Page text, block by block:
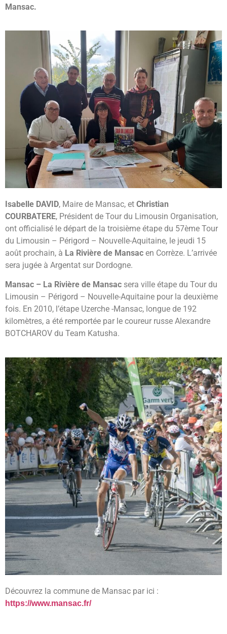
Mansac.
Isabelle DAVID, Maire de Mansac, et Christian
COURBATERE, Président de Tour du Limousin Organisation,
ont officialisé le départ de la troisième étape du 57ème Tour
du Limousin – Périgord – Nouvelle-Aquitaine, le jeudi 15
août prochain, à La Rivière de Mansac en Corrèze. L’arrivée
sera jugée à Argentat sur Dordogne.
Mansac – La Rivière de Mansac sera ville étape du Tour du
Limousin – Périgord – Nouvelle-Aquitaine pour la deuxième
fois. En 2010, l’étape Uzerche -Mansac, longue de 192
kilomètres, a été remportée par le coureur russe Alexandre
BOTCHAROV du Team Katusha.
Découvrez la commune de Mansac par ici :
https://www.mansac.fr/